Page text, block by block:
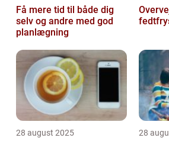
Få mere tid til både dig
selv og andre med god
planlægning
28 august 2025 28